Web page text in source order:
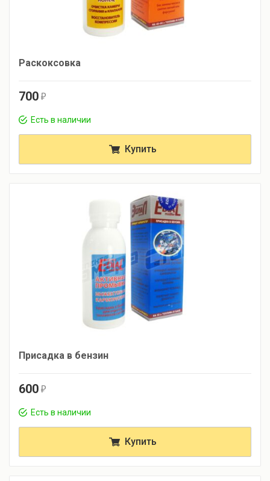
Раскоксовка
700 r
Есть в наличии
Купить
Присадка в бензин
600 r
Есть в наличии
Купить